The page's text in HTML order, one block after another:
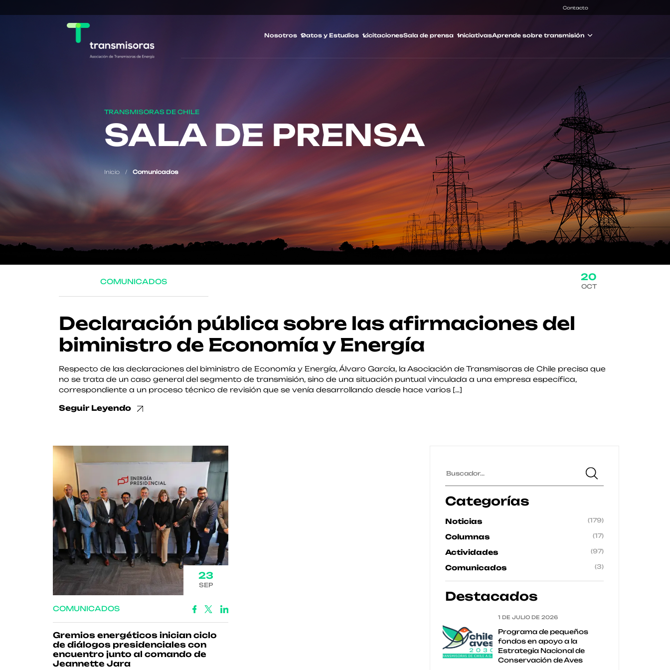
Contacto
Nosotros Datos y Estudios LicitacionesSala de prensa IniciativasAprende sobre transmisión
TRANSMISORAS DE CHILE
SALA DE PRENSA
Inicio / Comunicados
20
OCT
COMUNICADOS
Declaración pública sobre las afirmaciones del
biministro de Economía y Energía
Respecto de las declaraciones del biministro de Economía y Energía, Álvaro García, la Asociación de Transmisoras de Chile precisa que
no se trata de un caso general del segmento de transmisión, sino de una situación puntual vinculada a una empresa específica,
correspondiente a un proceso técnico de revisión que se venía desarrollando desde hace varios […]
Seguir Leyendo
23
SEP
COMUNICADOS
Gremios energéticos inician ciclo
de diálogos presidenciales con
encuentro junto al comando de
Jeannette Jara
Categorías
Noticias (179)
Columnas (17)
Actividades (97)
Comunicados (3)
Destacados
1 DE JULIO DE 2026
Programa de pequeños
fondos en apoyo a la
Estrategia Nacional de
Conservación de Aves